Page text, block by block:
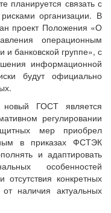
планируется связать с
организации. В
проект Положения «О
операционным
и банковской группе», с
информационной
будут официально
новый ГОСТ является
регулировании
мер приобрел
в приказах ФСТЭК
и адаптировать
особенностей
конкретных
наличия актуальных